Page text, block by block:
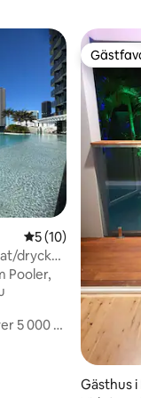
5 av 5 i
5 (10)
dryck
5 000 $
Gästhus i